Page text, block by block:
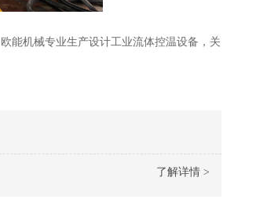
能机械专业生产设计工业流体控温设备，关
了解详情 >